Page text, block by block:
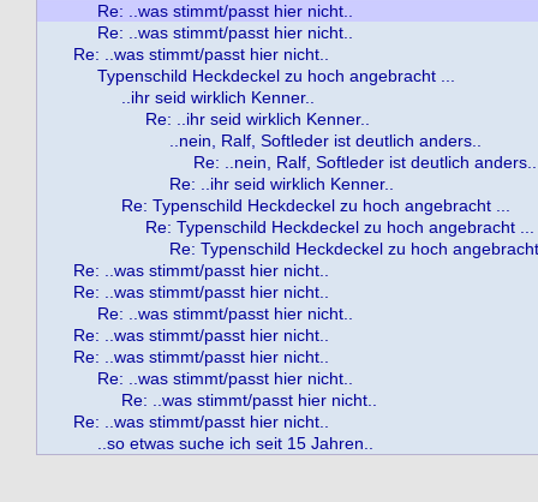
Re: ..was stimmt/passt hier nicht..
Re: ..was stimmt/passt hier nicht..
Re: ..was stimmt/passt hier nicht..
Typenschild Heckdeckel zu hoch angebracht ...
..ihr seid wirklich Kenner..
Re: ..ihr seid wirklich Kenner..
..nein, Ralf, Softleder ist deutlich anders..
Re: ..nein, Ralf, Softleder ist deutlich anders..
Re: ..ihr seid wirklich Kenner..
Re: Typenschild Heckdeckel zu hoch angebracht ...
Re: Typenschild Heckdeckel zu hoch angebracht ...
Re: Typenschild Heckdeckel zu hoch
Re: ..was stimmt/passt hier nicht..
Re: ..was stimmt/passt hier nicht..
Re: ..was stimmt/passt hier nicht..
Re: ..was stimmt/passt hier nicht..
Re: ..was stimmt/passt hier nicht..
Re: ..was stimmt/passt hier nicht..
Re: ..was stimmt/passt hier nicht..
Re: ..was stimmt/passt hier nicht..
..so etwas suche ich seit 15 Jahren..